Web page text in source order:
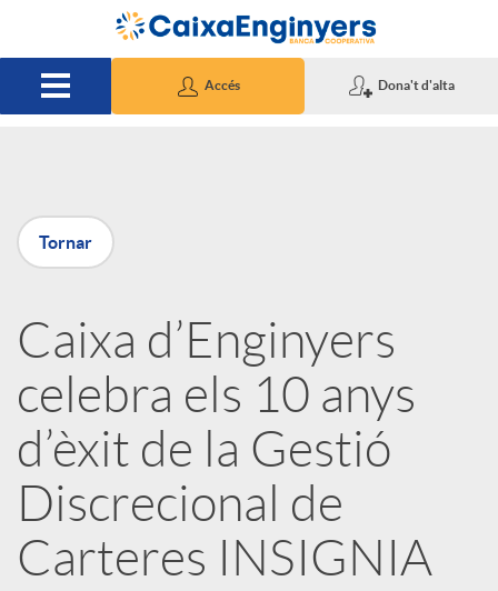
Salta al contingut principal
Accés Dona't d'alta
P
u
b
l
i
c
Tornar
Caixa d’Enginyers
celebra els 10 anys
d’èxit de la Gestió
Discrecional de
Carteres INSIGNIA